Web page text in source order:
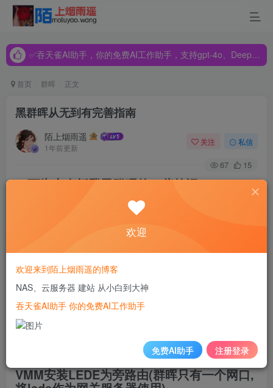
✅吞天雀AI助手，你的免费AI工作助手，支持gpt-4o、DeepSeek、Claude🔥🔥🔥🔥
✅吞天雀AI助手，你的免费AI工作助手，支持gpt-4o、DeepSeek、Claude🔥🔥🔥🔥
首页 群晖 正文
黑群晖从无到有完善指南
陌上烟雨遥
1年前更新
关注 私信
67 15
一下为本人折腾黑群晖的一些笔记
导,只通过这一篇文章完成群晖从零到比较完美的
首先下载必要的工具
<span
VMM安装LEDE为旁路由(群晖只有一个网口,
欢迎
欢迎来到陌上烟雨遥的博客
NAS、云服务器 建站 从小白到大神
吞天雀AI助手 你的免费AI工作助手
免费AI助手 注册登录